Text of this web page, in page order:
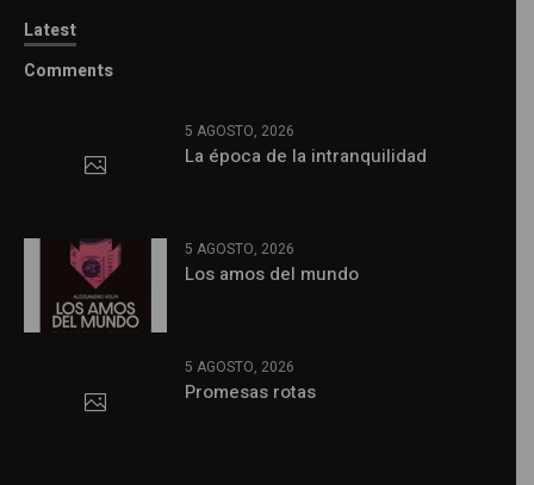
Latest
Comments
5 AGOSTO, 2026
La época de la intranquilidad
5 AGOSTO, 2026
Los amos del mundo
5 AGOSTO, 2026
Promesas rotas